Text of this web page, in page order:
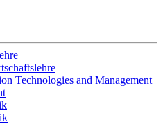
Technologies and Management